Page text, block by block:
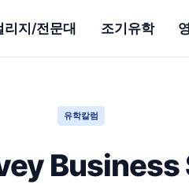
리지/전문대 조기유학
유학칼럼